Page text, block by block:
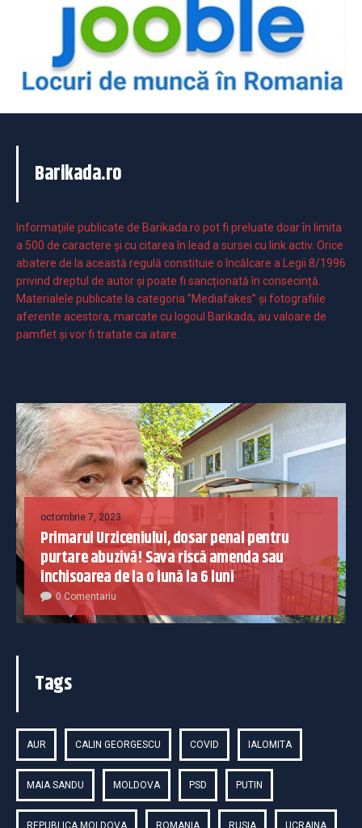
Barikada.ro
Informaţiile publicate de Barikada.ro pot fi preluate doar în limita
a 500 de caractere şi cu citarea în lead a sursei cu link activ. Orice
abatere de la această regulă constituie o încălcare a Legii 8/1996
privind dreptul de autor și poate fi sancționată în consecință.
Materialele publicate la categoria ”Mediafakes” și fotografiile
aferente acestora, marcate cu logoul Barikada, au valoare de
pamflet și vor fi tratate ca atare.
octombrie 7, 2023
Primarul Urziceniului, dosar penal pentru
purtare abuzivă! Sava riscă amenda sau
închisoarea de la o lună la 6 luni
0 Comentariu
Tags
AUR CALIN GEORGESCU COVID IALOMITA
MAIA SANDU MOLDOVA PSD PUTIN
REPUBLICA MOLDOVA ROMANIA RUSIA UCRAINA